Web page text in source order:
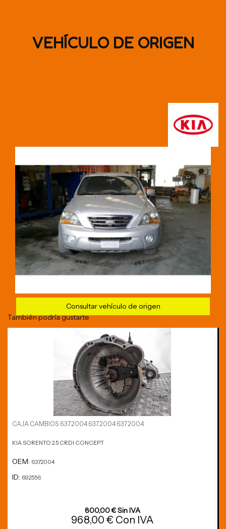
VEHÍCULO DE ORIGEN
Consultar vehículo de origen
También podría gustarte
CAJA CAMBIOS 6372004 6372004 6372004
KIA SORENTO 2.5 CRDI CONCEPT
OEM: 6372004
ID: 692556
800,00 € Sin IVA
968,00 € Con IVA